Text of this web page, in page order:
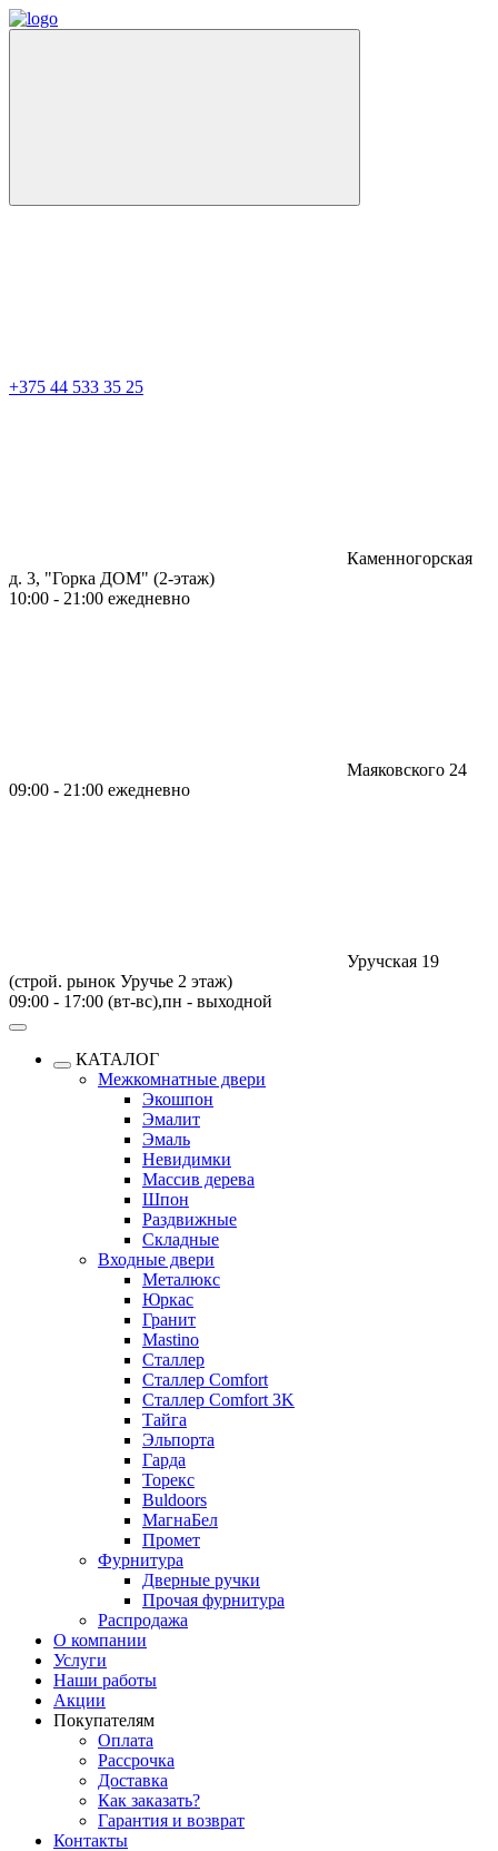
+375 44 533 35 25
Каменногорская
д. 3, "Горка ДОМ" (2-этаж)
10:00 - 21:00 ежедневно
Маяковского 24
09:00 - 21:00 ежедневно
Уручская 19
(строй. рынок Уручье 2 этаж)
09:00 - 17:00 (вт-вс),пн - выходной
КАТАЛОГ
Межкомнатные двери
Экошпон
Эмалит
Эмаль
Невидимки
Массив дерева
Шпон
Раздвижные
Складные
Входные двери
Металюкс
Юркас
Гранит
Mastino
Сталлер
Сталлер Comfort
Сталлер Comfort 3K
Тайга
Эльпорта
Гарда
Торекс
Buldoors
МагнаБел
Промет
Фурнитура
Дверные ручки
Прочая фурнитура
Распродажа
О компании
Услуги
Наши работы
Акции
Покупателям
Оплата
Рассрочка
Доставка
Как заказать?
Гарантия и возврат
Контакты